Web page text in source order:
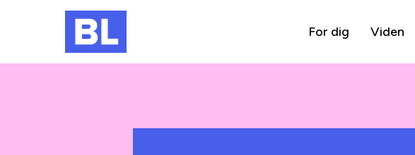
For dig Viden